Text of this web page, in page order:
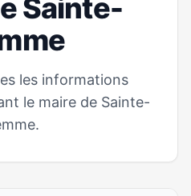
Sainte-
les informations
le maire de Sainte-